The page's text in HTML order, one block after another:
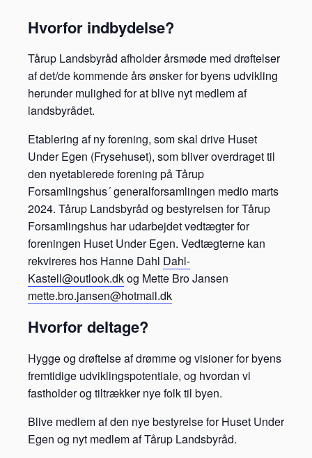
Hvorfor indbydelse?
Tårup Landsbyråd afholder årsmøde med drøftelser
af det/de kommende års ønsker for byens udvikling
herunder mulighed for at blive nyt medlem af
landsbyrådet.
Etablering af ny forening, som skal drive Huset
Under Egen (Frysehuset), som bliver overdraget til
den nyetablerede forening på Tårup
Forsamlingshus´ generalforsamlingen medio marts
2024. Tårup Landsbyråd og bestyrelsen for Tårup
Forsamlingshus har udarbejdet vedtægter for
foreningen Huset Under Egen. Vedtægterne kan
rekvireres hos Hanne Dahl Dahl-
Kastell@outlook.dkog Mette Bro Jansen
mette.bro.jansen@hotmail.dk
Hvorfor deltage?
Hygge og drøftelse af drømme og visioner for byens
fremtidige udviklingspotentiale, og hvordan vi
fastholder og tiltrækker nye folk til byen.
Blive medlem af den nye bestyrelse for Huset Under
Egen og nyt medlem af Tårup Landsbyråd.